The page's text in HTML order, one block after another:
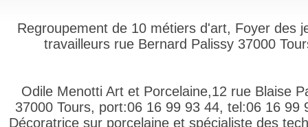
Regroupement de 10 métiers d'art, Foyer des
travailleurs rue Bernard Palissy 37000
Odile Menotti Art et Porcelaine,12 rue Blaise
37000 Tours, port:06 16 99 93 44, tel:06 16 99
Décoratrice sur porcelaine et spécialiste des